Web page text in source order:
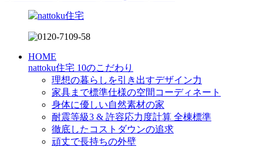
HOME
nattoku住宅 10のこだわり
理想の暮らしを引き出すデザイン力
家具まで標準仕様の空間コーディネート
身体に優しい自然素材の家
耐震等級3 & 許容応力度計算 全棟標準
徹底したコストダウンの追求
頑丈で長持ちの外壁